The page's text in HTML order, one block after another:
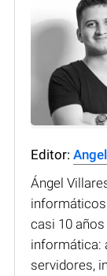
Editor:
Ángel
informáticos
casi 10
informática:
servidores,